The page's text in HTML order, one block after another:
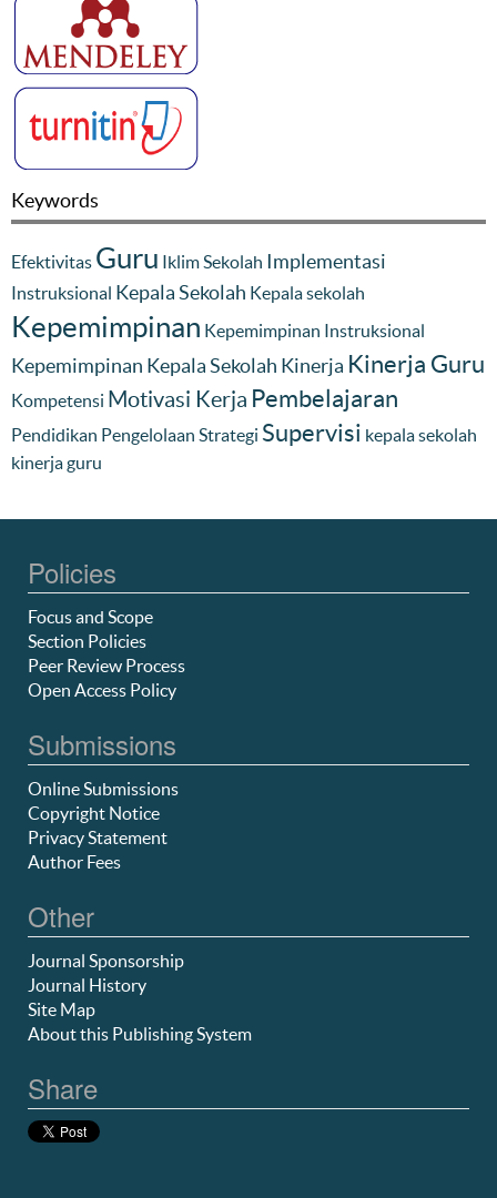
Keywords
Efektivitas Guru Iklim Sekolah Implementasi
Instruksional Kepala Sekolah Kepala sekolah
Kepemimpinan Kepemimpinan Instruksional
Kepemimpinan Kepala Sekolah Kinerja Kinerja Guru
Kompetensi Motivasi Kerja Pembelajaran
Pendidikan Pengelolaan Strategi Supervisi kepala sekolah
kinerja guru
Policies
Focus and Scope
Section Policies
Peer Review Process
Open Access Policy
Submissions
Online Submissions
Copyright Notice
Privacy Statement
Author Fees
Other
Journal Sponsorship
Journal History
Site Map
About this Publishing System
Share